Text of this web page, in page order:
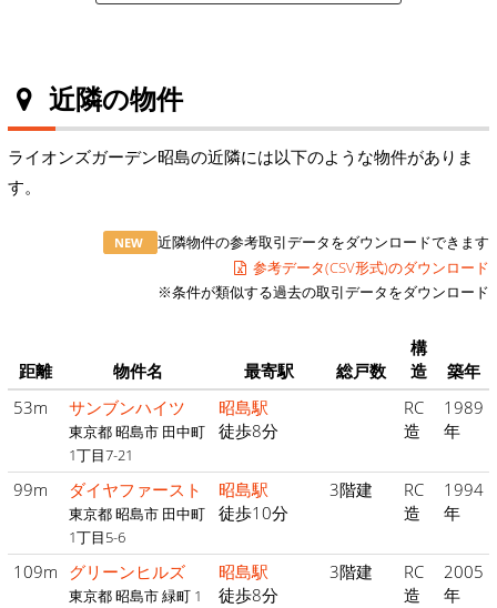
近隣の物件
ライオンズガーデン昭島の近隣には以下のような物件がありま
す。
NEW
近隣物件の参考取引データをダウンロードできます
参考データ(CSV形式)のダウンロード
※条件が類似する過去の取引データをダウンロード
距離 物件名 最寄駅 総戸数
構
造
築年
53m
サンブンハイツ
東京都 昭島市 田中町
1丁目7-21
昭島駅
徒歩8分
RC
造
1989
年
99m ダイヤファースト
東京都 昭島市 田中町
1丁目5-6
昭島駅
徒歩10分
3階建
RC
造
1994
年
109m グリーンヒルズ
東京都 昭島市 緑町 1
昭島駅
徒歩8分
3階建
RC
造
2005
年